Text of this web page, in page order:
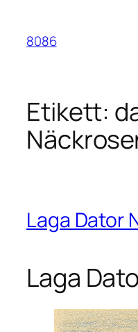
innehåll
8086
Etikett:
Laga Dator
Laga